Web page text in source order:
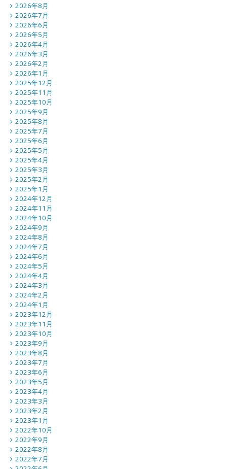
2026年8月
2026年7月
2026年6月
2026年5月
2026年4月
2026年3月
2026年2月
2026年1月
2025年12月
2025年11月
2025年10月
2025年9月
2025年8月
2025年7月
2025年6月
2025年5月
2025年4月
2025年3月
2025年2月
2025年1月
2024年12月
2024年11月
2024年10月
2024年9月
2024年8月
2024年7月
2024年6月
2024年5月
2024年4月
2024年3月
2024年2月
2024年1月
2023年12月
2023年11月
2023年10月
2023年9月
2023年8月
2023年7月
2023年6月
2023年5月
2023年4月
2023年3月
2023年2月
2023年1月
2022年10月
2022年9月
2022年8月
2022年7月